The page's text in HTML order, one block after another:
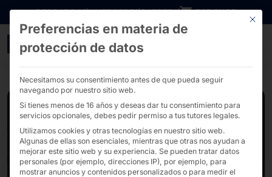
Ir directamente al contenido
DESCARGASINVERSORESCARRERA B2B SHOP
EuroCIS 2022 -
Este
Preferencias en materia de
protección de datos
Necesitamos su consentimiento antes de que pueda seguir
navegando por nuestro sitio web.
Si tienes menos de 16 años y deseas dar tu consentimiento para
servicios opcionales, debes pedir permiso a tus tutores legales.
Utilizamos cookies y otras tecnologías en nuestro sitio web.
Algunas de ellas son esenciales, mientras que otras nos ayudan a
mejorar este sitio web y su experiencia. Se pueden tratar datos
personales (por ejemplo, direcciones IP), por ejemplo, para
mostrar anuncios y contenidos personalizados o para medir el